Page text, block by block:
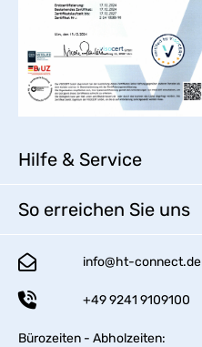
Hilfe & Service
So erreichen Sie uns
info@ht-connect.de
+49 9241 9109100
Bürozeiten - Abholzeiten: